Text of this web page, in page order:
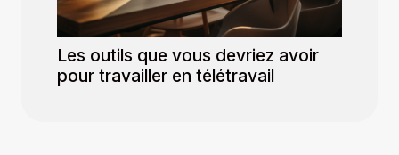
Les outils que vous devriez avoir
pour travailler en télétravail